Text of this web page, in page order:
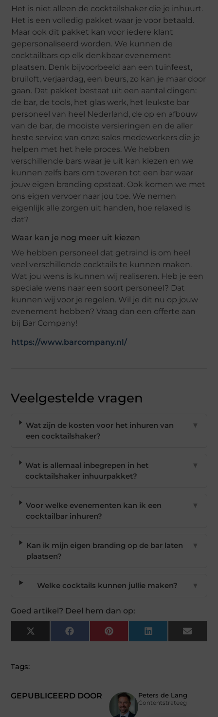
Het is niet alleen de cocktailshaker die je inhuurt.
Het is een volledig pakket waar je voor betaald.
Maar ook dit pakket kan voor iedere klant
gepersonaliseerd worden. We kunnen de
cocktailbars op elk denkbaar evenement
plaatsen. Denk bijvoorbeeld aan een tuinfeest,
bruiloft, verjaardag, een beurs, zo kan je maar door
gaan. Dat pakket bestaat uit een aantal dingen:
de bar, de tools, het glas werk, het leukste bar
personeel van heel Nederland, de op en afbouw
van de bar, de mooiste versieringen en de aller
beste service van onze sales medewerkers die je
helpen met het hele proces. We hebben
verschillende bars waar je uit kan kiezen en we
kunnen zelfs bars om toveren tot een bar waar
jouw eigen branding opstaat. Ook komen we met
ons eigen vervoer naar jou toe. We nemen
eigenlijk alle zorgen uit handen, hoe relaxed is
dat?
Waar kan je nog meer uit kiezen
We hebben personeel dat getraind is om heel
veel verschillende cocktails te kunnen maken.
Wat jou wens is kunnen wij realiseren. Heb je een
speciale wens naar een soort personeel? Dat
kunnen wij voor je regelen. Wil je dit nu op jouw
evenement hebben? Vraag dan een offerte aan
bij Bar Company!
https://www.barcompany.nl/
Veelgestelde vragen
Wat zijn de kosten voor het inhuren van
een cocktailshaker?
▼
Wat is allemaal inbegrepen in het
cocktailshaker inhuurpakket?
▼
Voor welke evenementen kan ik een
cocktailbar inhuren?
▼
Kan ik mijn eigen branding op de bar laten
plaatsen?
▼
Welke cocktails kunnen jullie maken? ▼
Goed artikel? Deel hem dan op:
X
(Twitter)
FacebookPinterest LinkedIn Email
GEPUBLICEERD DOOR Peters de Lang
Contentstrateeg
Tags: